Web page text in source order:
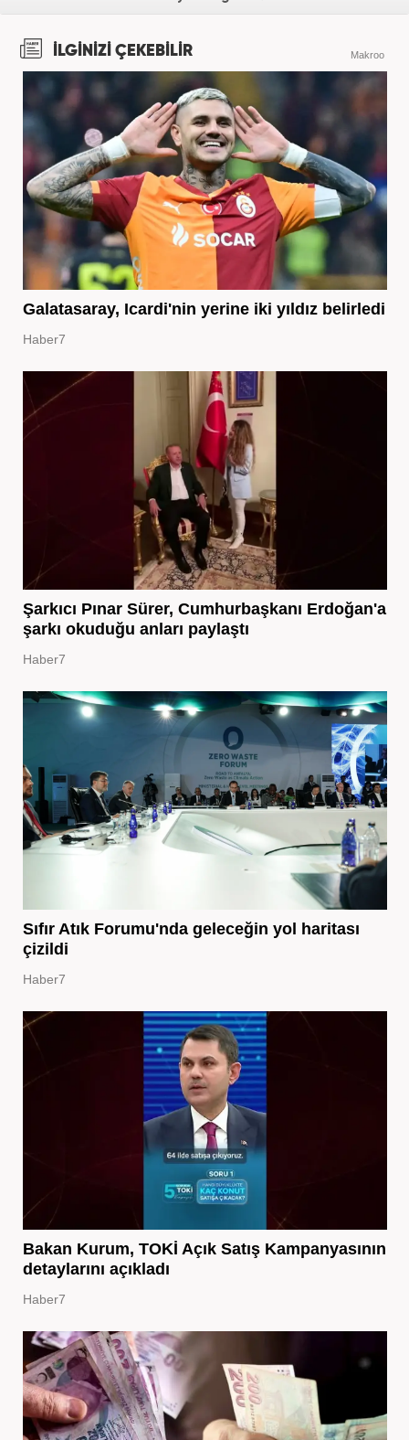
İLGİNİZİ ÇEKEBİLİR Makroo
Galatasaray, Icardi'nin yerine iki yıldız belirledi
Haber7
Şarkıcı Pınar Sürer, Cumhurbaşkanı Erdoğan'a
şarkı okuduğu anları paylaştı
Haber7
Sıfır Atık Forumu'nda geleceğin yol haritası
çizildi
Haber7
Bakan Kurum, TOKİ Açık Satış Kampanyasının
detaylarını açıkladı
Haber7